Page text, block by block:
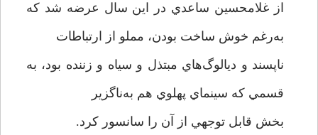
از غلامحسين ساعدي در اين سال عرضه شد كه
به‌رغم خوش ساخت بودن، مملو از ارتباطات
ناپسند و ديالوگ‌هاي مبتذل و سياه و زننده بود، به
قسمي كه سينماي پهلوي هم به‌ناگزير
بخش قابل توجهي از آن را سانسور کرد.